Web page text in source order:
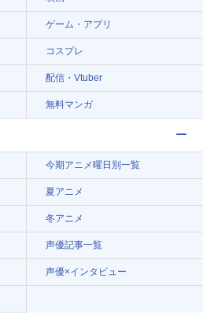
ゲーム・アプリ
コスプレ
配信・Vtuber
無料マンガ
今期アニメ曜日別一覧
夏アニメ
冬アニメ
声優記事一覧
声優×インタビュー